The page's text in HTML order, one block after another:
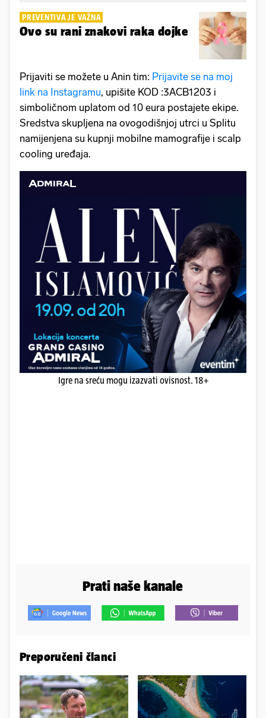
PREVENTIVA JE VAŽNA
Ovo su rani znakovi raka dojke
Prijaviti se možete u Anin tim: Prijavite se na moj
link na Instagramu, upišite KOD :3ACB1203 i
simboličnom uplatom od 10 eura postajete ekipe.
Sredstva skupljena na ovogodišnjoj utrci u Splitu
namijenjena su kupnji mobilne mamografije i scalp
cooling uređaja.
Igre na sreću mogu izazvati ovisnost. 18+
Prati naše kanale
Preporučeni članci